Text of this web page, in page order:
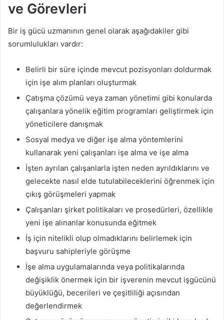
ve Görevleri
Bir iş gücü uzmanının genel olarak aşağıdakiler gibi
sorumlulukları vardır:
Belirli bir süre içinde mevcut pozisyonları doldurmak
için işe alım planları oluşturmak
Çatışma çözümü veya zaman yönetimi gibi konularda
çalışanlara yönelik eğitim programları geliştirmek için
yöneticilere danışmak
Sosyal medya ve diğer işe alma yöntemlerini
kullanarak yeni çalışanları işe alma ve işe alma
İşten ayrılan çalışanlarla işten neden ayrıldıklarını ve
gelecekte nasıl elde tutulabileceklerini öğrenmek için
çıkış görüşmeleri yapmak
Çalışanları şirket politikaları ve prosedürleri, özellikle
yeni işe alınanlar konusunda eğitmek
İş için nitelikli olup olmadıklarını belirlemek için
başvuru sahipleriyle görüşme
İşe alma uygulamalarında veya politikalarında
değişiklik önermek için bir işverenin mevcut işgücünü
büyüklüğü, becerileri ve çeşitliliği açısından
değerlendirmek